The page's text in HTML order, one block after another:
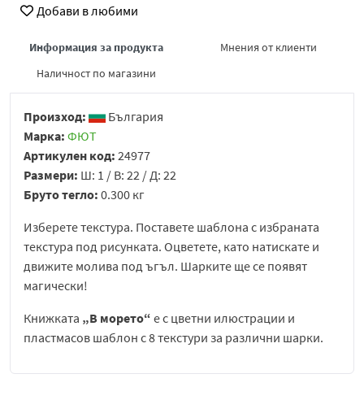
Добави в любими
Информация за продукта
Мнения от клиенти
Наличност по магазини
Произход:
България
Марка: ФЮТ
Артикулен код: 24977
Размери: Ш: 1 / В: 22 / Д: 22
Бруто тегло: 0.300 кг
Изберете текстура. Поставете шаблона с избраната
текстура под рисунката. Оцветете, като натискате и
движите молива под ъгъл. Шарките ще се появят
магически!
Книжката „В морето“ е с цветни илюстрации и
пластмасов шаблон с 8 текстури за различни шарки.